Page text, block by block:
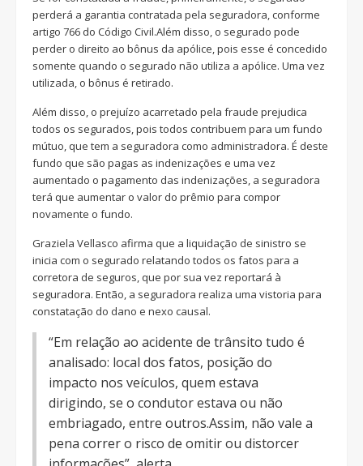
perderá a garantia contratada pela seguradora, conforme
artigo 766 do Código Civil.Além disso, o segurado pode
perder o direito ao bônus da apólice, pois esse é concedido
somente quando o segurado não utiliza a apólice. Uma vez
utilizada, o bônus é retirado.
Além disso, o prejuízo acarretado pela fraude prejudica
todos os segurados, pois todos contribuem para um fundo
mútuo, que tem a seguradora como administradora. É deste
fundo que são pagas as indenizações e uma vez
aumentado o pagamento das indenizações, a seguradora
terá que aumentar o valor do prêmio para compor
novamente o fundo.
Graziela Vellasco afirma que a liquidação de sinistro se
inicia com o segurado relatando todos os fatos para a
corretora de seguros, que por sua vez reportará à
seguradora. Então, a seguradora realiza uma vistoria para
constatação do dano e nexo causal.
“Em relação ao acidente de trânsito tudo é
analisado: local dos fatos, posição do
impacto nos veículos, quem estava
dirigindo, se o condutor estava ou não
embriagado, entre outros.Assim, não vale a
pena correr o risco de omitir ou distorcer